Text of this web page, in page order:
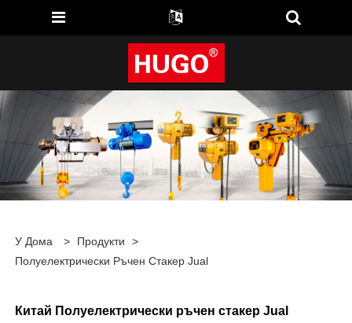
У Дома > Продукти
>
Полуелектрически Ръчен Стакер Jual
Китай Полуелектрически ръчен стакер Jual